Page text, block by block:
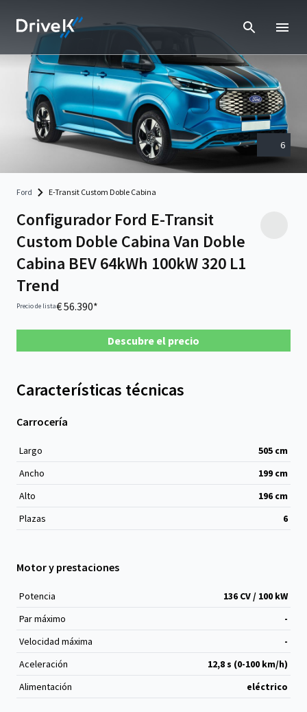
6
Ford E-Transit Custom Doble Cabina
Configurador Ford E-Transit
Custom Doble Cabina Van Doble
Cabina BEV 64kWh 100kW 320 L1
Trend
Precio de lista€ 56.390*
Descubre el precio
Características técnicas
Carrocería
Largo 505 cm
Ancho
199 cm
Alto
196 cm
Plazas
6
Motor y prestaciones
Potencia
136 CV / 100 kW
Par máximo
-
Velocidad máxima
-
Aceleración
12,8 s (0-100 km/h)
Alimentación
eléctrico